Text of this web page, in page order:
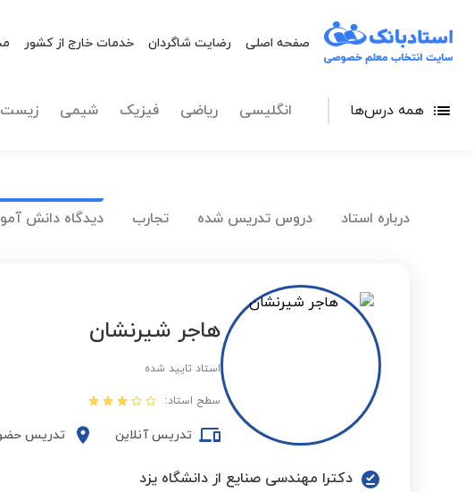
صفحه اصلی رضایت شاگردان خدمات خارج از کشور
همه درس‌ها انگلیسی ریاضی فیزیک شیمی زیست
درباره استاد دروس تدریس شده تجارب دیدگاه دانش
هاجر شیرنشان
استاد تایید شده
سطح استاد:
تدریس آنلاین تدریس
دکترا مهندسی صنایع از دانشگاه یزد